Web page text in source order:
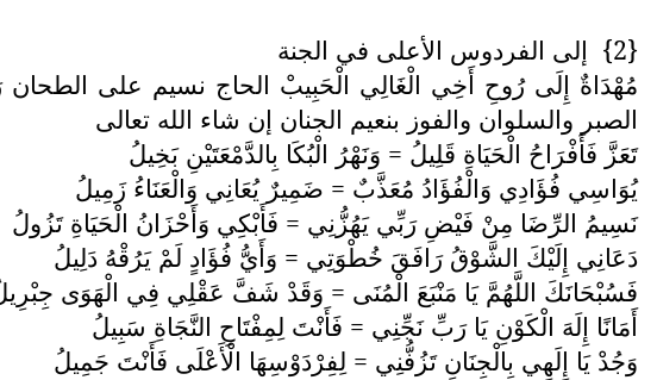
{2}
إلى الفردوس الأعلى في الجنة
مُهْدَاةٌ إِلَى رُوحِ أَخِي الْغَالِي الْحَبِيبْ الحاج نسيم على
الصبر والسلوان والفوز بنعيم الجنان إن شاء الله تعالى
تَعَزَّ فَأَفْرَاحُ الْحَيَاةِ قَلِيلُ = وَنَهْرُ الْبُكَا بِالدَّمْعَتَيْنِ بَخِيلُ
يُوَاسِي فُؤَادِي وَالْفُؤَادُ مُعَذَّبٌ = ضَمِيرٌ يُعَانِي وَالْعَنَاءُ زَمِيلُ
نَسِيمُ الرِّضَا مِنْ فَيْضِ رَبِّي يَهُزُّنِي = فَأَبْكِي وَأَحْزَانُ الْحَيَاةِ تَزُولُ
دَعَانِي إِلَيْكَ الشَّوْقُ رَافَقَ خُطْوَتِي = وَأَيُّ فُؤَادٍ لَمْ يَرُقْهُ دَلِيلُ
فَسُبْحَانَكَ اللَّهُمَّ يَا مَنْبَعَ الْمُنَى = وَقَدْ شَفَّ عَقْلِي فِي الْهَوَى
أَمَانًا إِلَهَ الْكَوْنِ يَا رَبِّ نَجِّنِي = فَأَنْتَ لِمِفْتَاحِ النَّجَاةِ سَبِيلُ
وَجُدْ يَا إِلَهِي بِالْجِنَانِ تَزُفُّنِي = لِفِرْدَوْسِهَا الْأَعْلَى فَأَنْتَ جَمِيلُ